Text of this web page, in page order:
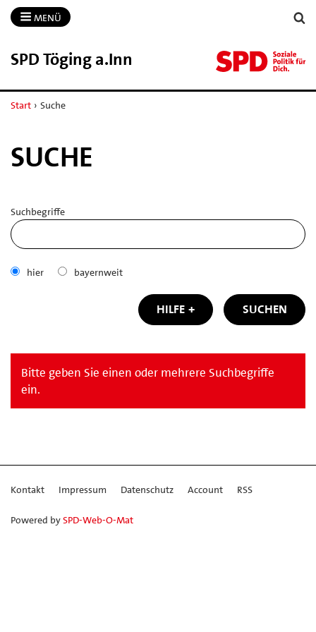
MENÜ
SPD Töging a.​Inn
Start › Suche
SUCHE
Suchbegriffe
hier bayernweit
HILFE SUCHEN
Bitte geben Sie einen oder mehrere Suchbegriffe
ein.
Kontakt Impressum Datenschutz Account RSS
Powered bySPD-Web-O-Mat